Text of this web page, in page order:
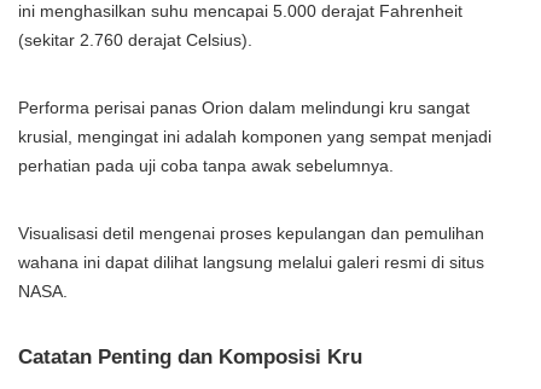
ini menghasilkan suhu mencapai 5.000 derajat Fahrenheit
(sekitar 2.760 derajat Celsius).
Performa perisai panas Orion dalam melindungi kru sangat
krusial, mengingat ini adalah komponen yang sempat menjadi
perhatian pada uji coba tanpa awak sebelumnya.
Visualisasi detil mengenai proses kepulangan dan pemulihan
wahana ini dapat dilihat langsung melalui galeri resmi di situs
NASA.
Catatan Penting dan Komposisi Kru